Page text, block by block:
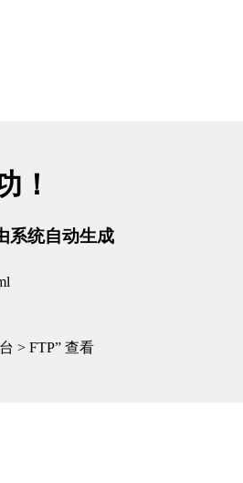
！
系统自动生成
> FTP” 查看